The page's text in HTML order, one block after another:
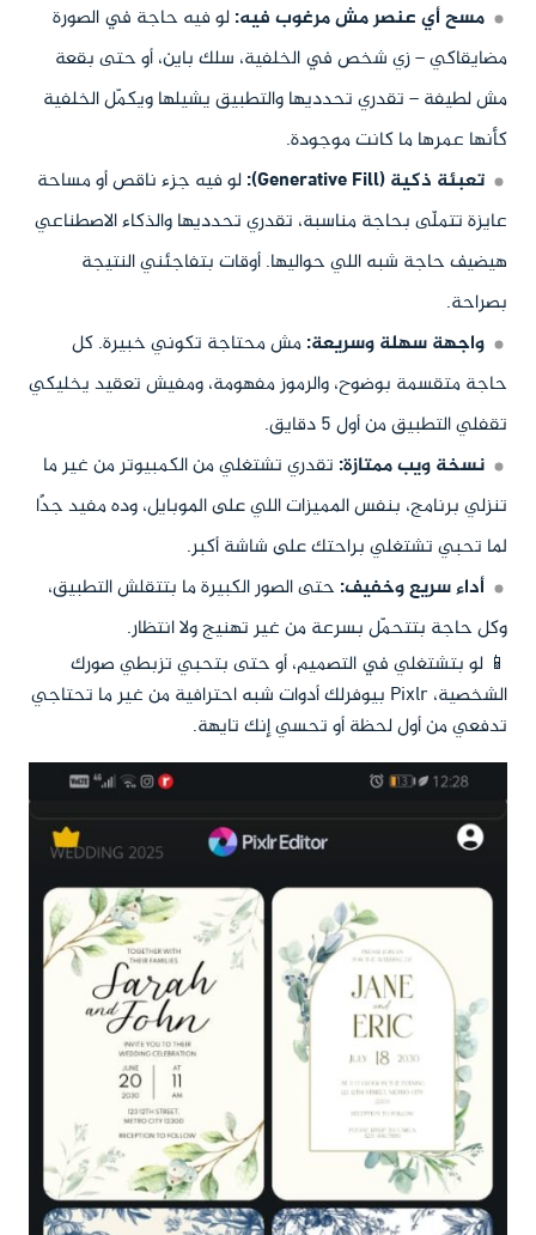
مسح أي عنصر مش مرغوب فيه:لو فيه حاجة في الصورة
مضايقاكي – زي شخص في الخلفية، سلك باين، أو حتى بقعة
مش لطيفة – تقدري تحدديها والتطبيق يشيلها ويكمّل الخلفية
كأنها عمرها ما كانت موجودة.
تعبئة ذكية (Generative Fill):
لو فيه جزء ناقص أو مساحة
عايزة تتملّى بحاجة مناسبة، تقدري تحدديها والذكاء الاصطناعي
هيضيف حاجة شبه اللي حواليها. أوقات بتفاجئني النتيجة
بصراحة.
واجهة سهلة وسريعة:مش محتاجة تكوني خبيرة. كل
حاجة متقسمة بوضوح، والرموز مفهومة، ومفيش تعقيد يخليكي
تقفلي التطبيق من أول 5 دقايق.
نسخة ويب ممتازة: تقدري تشتغلي من الكمبيوتر من غير ما
تنزلي برنامج، بنفس المميزات اللي على الموبايل، وده مفيد جدًا
لما تحبي تشتغلي براحتك على شاشة أكبر.
أداء سريع وخفيف: حتى الصور الكبيرة ما بتتقلش التطبيق،
وكل حاجة بتتحمّل بسرعة من غير تهنيج ولا انتظار.
📱 لو بتشتغلي في التصميم، أو حتى بتحبي تزبطي صورك
الشخصية، Pixlr بيوفرلك أدوات شبه احترافية من غير ما تحتاجي
تدفعي من أول لحظة أو تحسي إنك تايهة.